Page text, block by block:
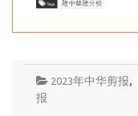
2023年中华剪报,
报